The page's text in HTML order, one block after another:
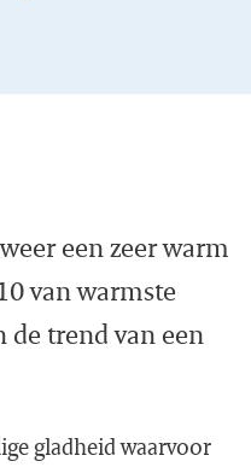
een zeer warm
van warmste
trend van een
gladheid waarvoor